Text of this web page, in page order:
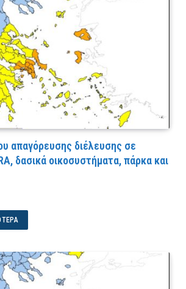
απαγόρευσης διέλευσης σε
δασικά οικοσυστήματα, πάρκα και